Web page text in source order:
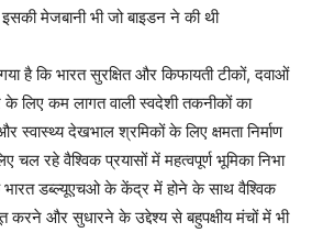
मेजबानी भी जो बाइडन ने की थी
है कि भारत सुरक्षित और किफायती टीकों, दवाओं
लिए कम लागत वाली स्वदेशी तकनीकों का
स्वास्थ्य देखभाल श्रमिकों के लिए क्षमता निर्माण
चल रहे वैश्विक प्रयासों में महत्वपूर्ण भूमिका निभा
भारत डब्ल्यूएचओ के केंद्र में होने के साथ वैश्विक
करने और सुधारने के उद्देश्य से बहुपक्षीय मंचों में भी